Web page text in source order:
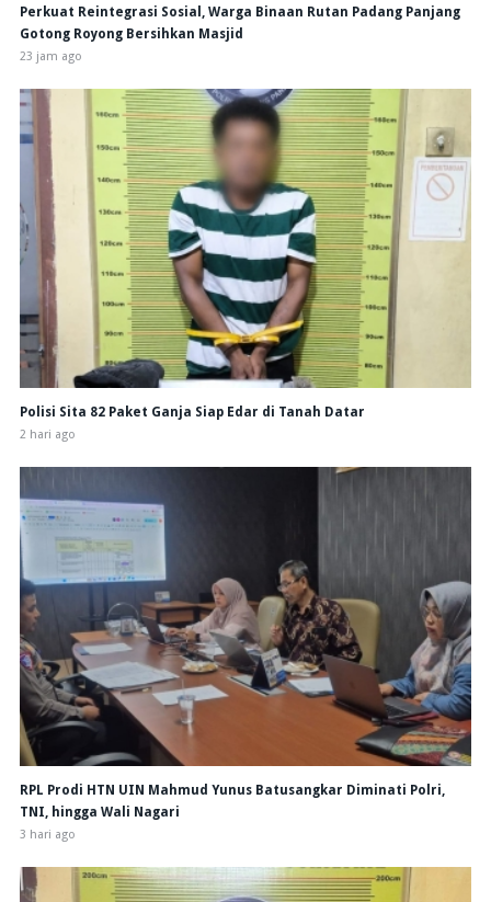
Perkuat Reintegrasi Sosial, Warga Binaan Rutan Padang Panjang
Gotong Royong Bersihkan Masjid
23 jam ago
Polisi Sita 82 Paket Ganja Siap Edar di Tanah Datar
2 hari ago
RPL Prodi HTN UIN Mahmud Yunus Batusangkar Diminati Polri,
TNI, hingga Wali Nagari
3 hari ago